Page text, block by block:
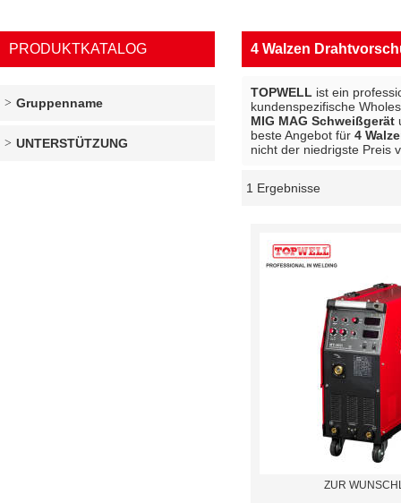
PRODUKTKATALOG
Gruppenname
UNTERSTÜTZUNG
4 Walzen
TOPWELL ist ein
kundenspezifische
MIG MAG Schweißgerät
beste Angebot für 4
nicht der niedrigste Preis
1 Ergebnisse
ZUR